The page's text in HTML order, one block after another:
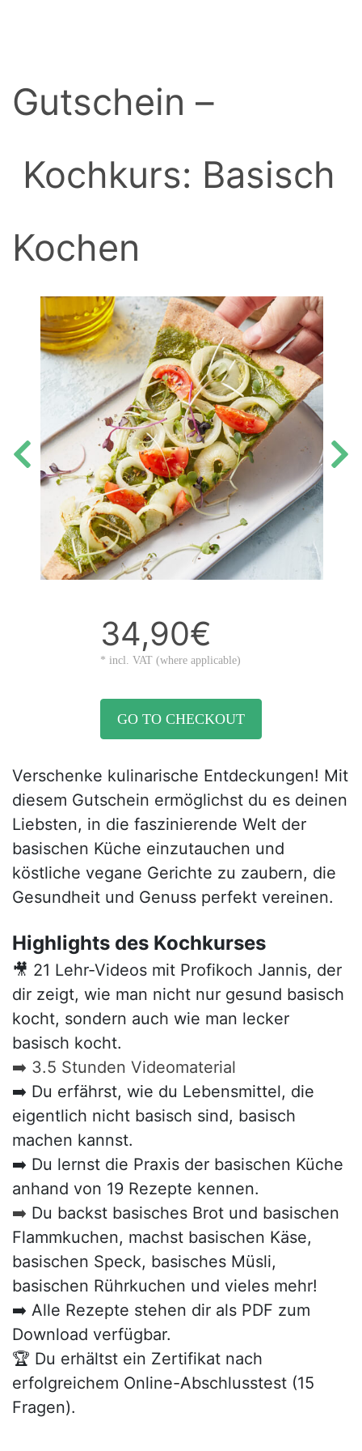
Gutschein –
Kochkurs: Basisch
Kochen
34,90€
* incl. VAT (where applicable)
GO TO CHECKOUT
Verschenke kulinarische Entdeckungen! Mit
diesem Gutschein ermöglichst du es deinen
Liebsten, in die faszinierende Welt der
basischen Küche einzutauchen und
köstliche vegane Gerichte zu zaubern, die
Gesundheit und Genuss perfekt vereinen.
Highlights des Kochkurses
🎥 21 Lehr-Videos mit Profikoch Jannis, der
dir zeigt, wie man nicht nur gesund basisch
kocht, sondern auch wie man lecker
basisch kocht.
➡️ 3.5 Stunden Videomaterial
➡️ Du erfährst, wie du Lebensmittel, die
eigentlich nicht basisch sind, basisch
machen kannst.
➡️ Du lernst die Praxis der basischen Küche
anhand von 19 Rezepte kennen.
➡️ Du backst basisches Brot und basischen
Flammkuchen, machst basischen Käse,
basischen Speck, basisches Müsli,
basischen Rührkuchen und vieles mehr!
➡️ Alle Rezepte stehen dir als PDF zum
Download verfügbar.
🏆 Du erhältst ein Zertifikat nach
erfolgreichem Online-Abschlusstest (15
Fragen).